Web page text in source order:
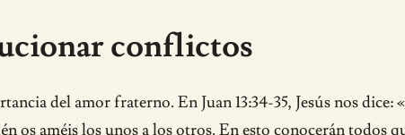
conflictos
del amor fraterno. En Juan 13:34-35, Jesús nos
os améis los unos a los otros. En esto conocerán todos